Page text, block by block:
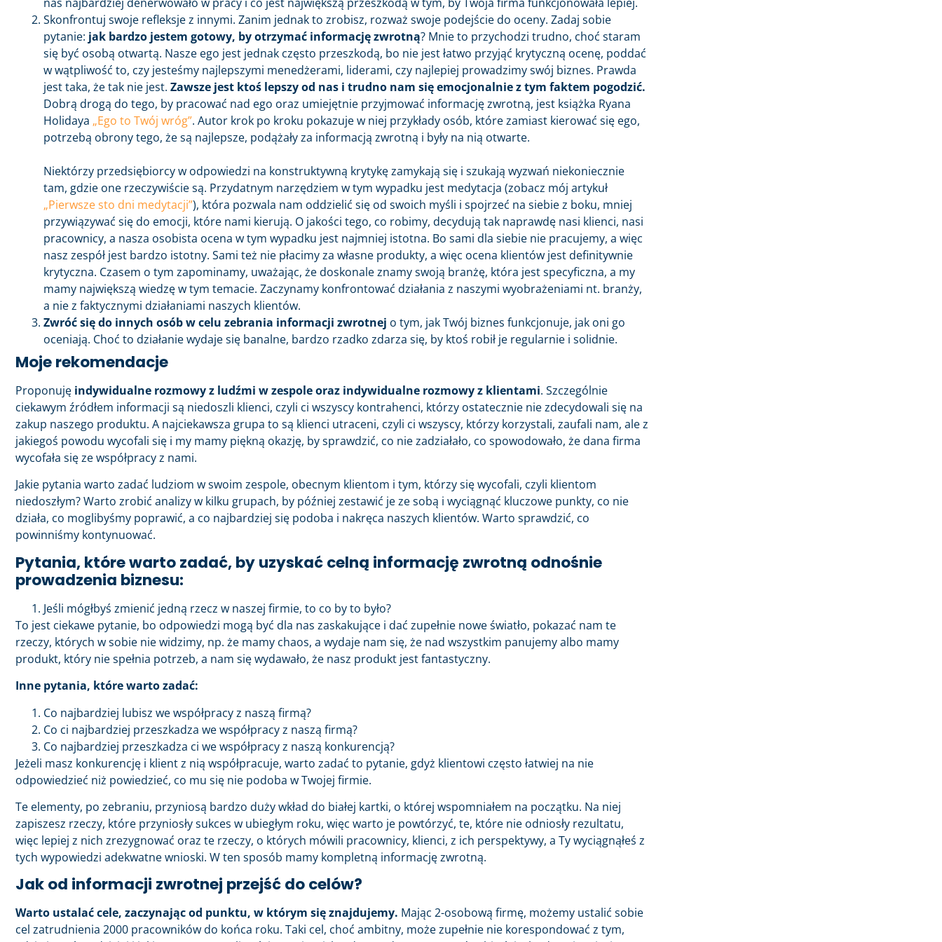
Skonfrontuj swoje refleksje z innymi. Zanim jednak to zrobisz, rozważ swoje podejście do oceny. Zadaj sobie
pytanie: jak bardzo jestem gotowy, by otrzymać informację zwrotną? Mnie to przychodzi trudno, choć staram
się być osobą otwartą. Nasze ego jest jednak często przeszkodą, bo nie jest łatwo przyjąć krytyczną ocenę, poddać
w wątpliwość to, czy jesteśmy najlepszymi menedżerami, liderami, czy najlepiej prowadzimy swój biznes. Prawda
jest taka, że tak nie jest. Zawsze jest ktoś lepszy od nas i trudno nam się emocjonalnie z tym faktem pogodzić.
Dobrą drogą do tego, by pracować nad ego oraz umiejętnie przyjmować informację zwrotną, jest książka Ryana
Holidaya „Ego to Twój wróg”. Autor krok po kroku pokazuje w niej przykłady osób, które zamiast kierować się ego,
potrzebą obrony tego, że są najlepsze, podążały za informacją zwrotną i były na nią otwarte.
Niektórzy przedsiębiorcy w odpowiedzi na konstruktywną krytykę zamykają się i szukają wyzwań niekoniecznie
tam, gdzie one rzeczywiście są. Przydatnym narzędziem w tym wypadku jest medytacja (zobacz mój artykuł
„Pierwsze sto dni medytacji”), która pozwala nam oddzielić się od swoich myśli i spojrzeć na siebie z boku, mniej
przywiązywać się do emocji, które nami kierują. O jakości tego, co robimy, decydują tak naprawdę nasi klienci, nasi
pracownicy, a nasza osobista ocena w tym wypadku jest najmniej istotna. Bo sami dla siebie nie pracujemy, a więc
nasz zespół jest bardzo istotny. Sami też nie płacimy za własne produkty, a więc ocena klientów jest definitywnie
krytyczna. Czasem o tym zapominamy, uważając, że doskonale znamy swoją branżę, która jest specyficzna, a my
mamy największą wiedzę w tym temacie. Zaczynamy konfrontować działania z naszymi wyobrażeniami nt. branży,
a nie z faktycznymi działaniami naszych klientów.
Zwróć się do innych osób w celu zebrania informacji zwrotnej o tym, jak Twój biznes funkcjonuje, jak oni go
oceniają. Choć to działanie wydaje się banalne, bardzo rzadko zdarza się, by ktoś robił je regularnie i solidnie.
Moje rekomendacje
Proponuję indywidualne rozmowy z ludźmi w zespole oraz indywidualne rozmowy z klientami. Szczególnie
ciekawym źródłem informacji są niedoszli klienci, czyli ci wszyscy kontrahenci, którzy ostatecznie nie zdecydowali się na
zakup naszego produktu. A najciekawsza grupa to są klienci utraceni, czyli ci wszyscy, którzy korzystali, zaufali nam, ale z
jakiegoś powodu wycofali się i my mamy piękną okazję, by sprawdzić, co nie zadziałało, co spowodowało, że dana firma
wycofała się ze współpracy z nami.
Jakie pytania warto zadać ludziom w swoim zespole, obecnym klientom i tym, którzy się wycofali, czyli klientom
niedoszłym? Warto zrobić analizy w kilku grupach, by później zestawić je ze sobą i wyciągnąć kluczowe punkty, co nie
działa, co moglibyśmy poprawić, a co najbardziej się podoba i nakręca naszych klientów. Warto sprawdzić, co
powinniśmy kontynuować.
Pytania, które warto zadać, by uzyskać celną informację zwrotną odnośnie
prowadzenia biznesu:
Jeśli mógłbyś zmienić jedną rzecz w naszej firmie, to co by to było?
To jest ciekawe pytanie, bo odpowiedzi mogą być dla nas zaskakujące i dać zupełnie nowe światło, pokazać nam te
rzeczy, których w sobie nie widzimy, np. że mamy chaos, a wydaje nam się, że nad wszystkim panujemy albo mamy
produkt, który nie spełnia potrzeb, a nam się wydawało, że nasz produkt jest fantastyczny.
Inne pytania, które warto zadać:
Co najbardziej lubisz we współpracy z naszą firmą?
Co ci najbardziej przeszkadza we współpracy z naszą firmą?
Co najbardziej przeszkadza ci we współpracy z naszą konkurencją?
Jeżeli masz konkurencję i klient z nią współpracuje, warto zadać to pytanie, gdyż klientowi często łatwiej na nie
odpowiedzieć niż powiedzieć, co mu się nie podoba w Twojej firmie.
Te elementy, po zebraniu, przyniosą bardzo duży wkład do białej kartki, o której wspomniałem na początku. Na niej
zapiszesz rzeczy, które przyniosły sukces w ubiegłym roku, więc warto je powtórzyć, te, które nie odniosły rezultatu,
więc lepiej z nich zrezygnować oraz te rzeczy, o których mówili pracownicy, klienci, z ich perspektywy, a Ty wyciągnąłeś z
tych wypowiedzi adekwatne wnioski. W ten sposób mamy kompletną informację zwrotną.
Jak od informacji zwrotnej przejść do celów?
Warto ustalać cele, zaczynając od punktu, w którym się znajdujemy. Mając 2-osobową firmę, możemy ustalić sobie
cel zatrudnienia 2000 pracowników do końca roku. Taki cel, choć ambitny, może zupełnie nie korespondować z tym,